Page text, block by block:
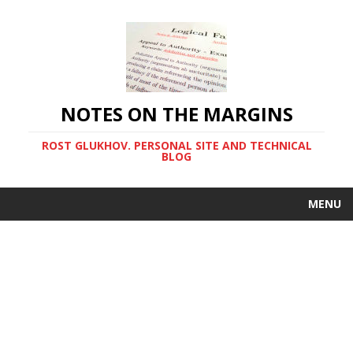
NOTES ON THE MARGINS
ROST GLUKHOV. PERSONAL SITE AND TECHNICAL
BLOG
MENU